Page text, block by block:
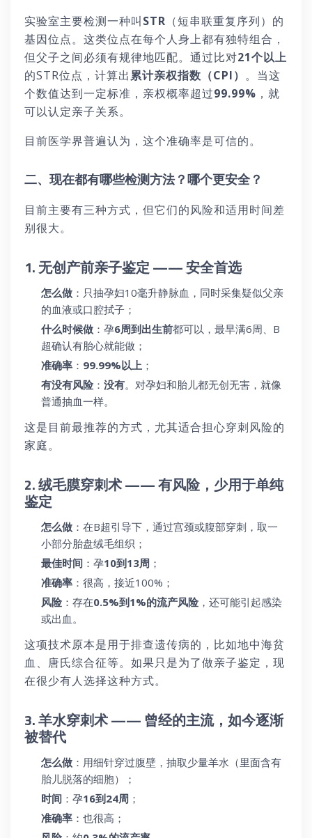
实验室主要检测一种叫STR （短串联重复序列）的
基因位点。这类位点在每个人身上都有独特组合，
但父子之间必须有规律地匹配。通过比对21个以上
的STR位点，计算出 累计亲权指数（CPI） 。当这
个数值达到一定标准，亲权概率超过99.99% ，就
可以认定亲子关系。
目前医学界普遍认为，这个准确率是可信的。
二、现在都有哪些检测方法？哪个更安全？
目前主要有三种方式，但它们的风险和适用时间差
别很大。
1. 无创产前亲子鉴定 —— 安全首选
怎么做 ：只抽孕妇10毫升静脉血，同时采集疑似父亲
的血液或口腔拭子；
什么时候做 ：孕6周到出生前都可以，最早满6周、B
超确认有胎心就能做；
准确率 ： 99.99%以上 ；
有没有风险 ： 没有。对孕妇和胎儿都无创无害，就像
普通抽血一样。
这是目前最推荐的方式，尤其适合担心穿刺风险的
家庭。
2. 绒毛膜穿刺术 —— 有风险，少用于单纯
鉴定
怎么做 ：在B超引导下，通过宫颈或腹部穿刺，取一
小部分胎盘绒毛组织；
最佳时间 ：孕10到13周 ；
准确率 ：很高，接近100%；
风险 ：存在0.5%到1%的流产风险 ，还可能引起感染
或出血。
这项技术原本是用于排查遗传病的，比如地中海贫
血、唐氏综合征等。如果只是为了做亲子鉴定，现
在很少有人选择这种方式。
3. 羊水穿刺术 —— 曾经的主流，如今逐渐
被替代
怎么做 ：用细针穿过腹壁，抽取少量羊水（里面含有
胎儿脱落的细胞）；
时间 ：孕16到24周 ；
准确率 ：也很高；